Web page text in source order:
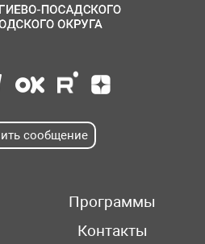
сообщение
Программы
Контакты